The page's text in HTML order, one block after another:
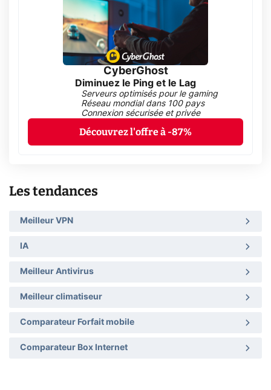
CyberGhost
Diminuez le Ping et le Lag
Serveurs optimisés pour le gaming
Réseau mondial dans 100 pays
Connexion sécurisée et privée
Découvrez l'offre à -87%
Les tendances
Meilleur VPN
IA
Meilleur Antivirus
Meilleur climatiseur
Comparateur Forfait mobile
Comparateur Box Internet